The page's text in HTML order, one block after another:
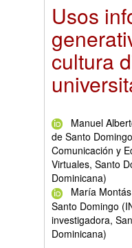
Usos
cultura
Manuel
de Santo
Comunicación y
Virtuales, Santo
Dominicana)
María
Santo Domingo
investigadora,
Dominicana)